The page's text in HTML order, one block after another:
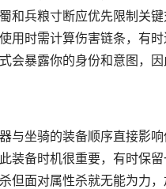
和兵粮寸断应优先限制关
用时需计算伤害链条，有
会暴露你的身份和意图，因
与坐骑的装备顺序直接影
装备时机很重要，有时保
但面对属性杀就无能为力